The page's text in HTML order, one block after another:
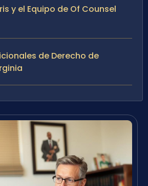
y el Equipo de Of Counsel
de Derecho de